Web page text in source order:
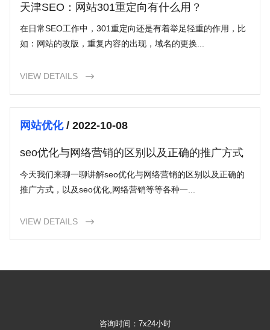
天津SEO：网站301重定向有什么用？
在日常SEO工作中，301重定向还是有着举足轻重的作用，比
如：网站的改版，重复内容的出现，域名的更换...
VIEW DETAILS 
网站优化/ 2022-10-08
seo优化与网络营销的区别以及正确的推广方式
今天我们来聊一聊讲解seo优化与网络营销的区别以及正确的
推广方式，以及seo优化,网络营销等等各种一...
VIEW DETAILS 
咨询时间：7x24小时